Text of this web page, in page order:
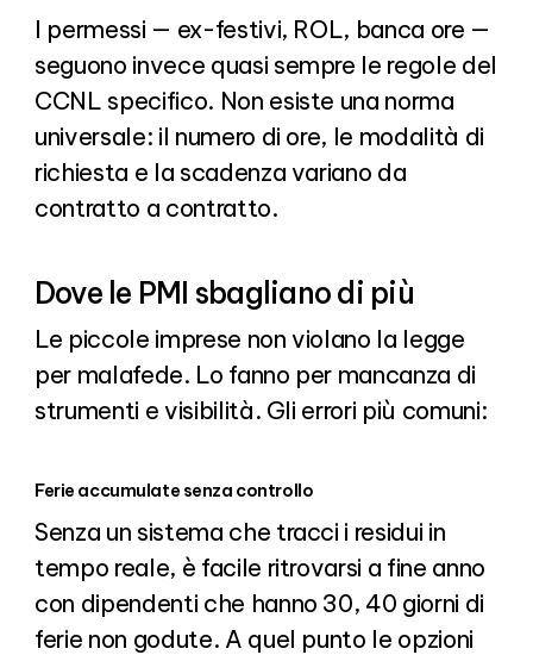
I permessi — ex-festivi, ROL, banca ore —
seguono invece quasi sempre le regole del
CCNL specifico. Non esiste una norma
universale: il numero di ore, le modalità di
richiesta e la scadenza variano da
contratto a contratto.
Dove le PMI sbagliano di più
Le piccole imprese non violano la legge
per malafede. Lo fanno per mancanza di
strumenti e visibilità. Gli errori più comuni:
Ferie accumulate senza controllo
Senza un sistema che tracci i residui in
tempo reale, è facile ritrovarsi a fine anno
con dipendenti che hanno 30, 40 giorni di
ferie non godute. A quel punto le opzioni